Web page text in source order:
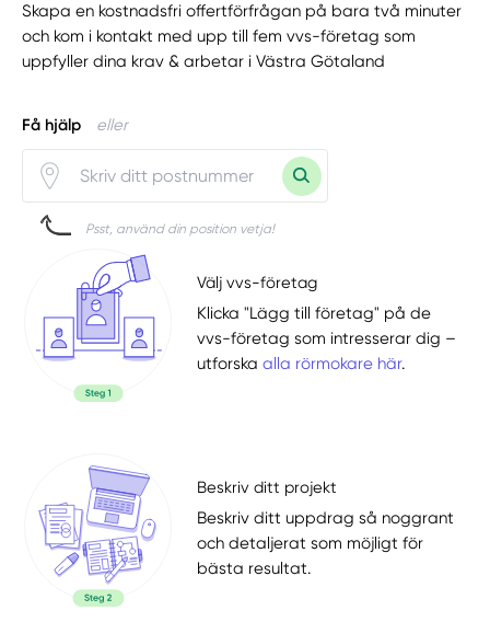
Skapa en kostnadsfri offertförfrågan på bara två minuter
och kom i kontakt med upp till fem vvs-företag som
uppfyller dina krav & arbetar i Västra Götaland
Få hjälp eller
Psst, använd din position vetja!
Välj vvs-företag
Klicka "Lägg till företag" på de
vvs-företag som intresserar dig –
utforskaalla rörmokare här.
Beskriv ditt projekt
Beskriv ditt uppdrag så noggrant
och detaljerat som möjligt för
bästa resultat.